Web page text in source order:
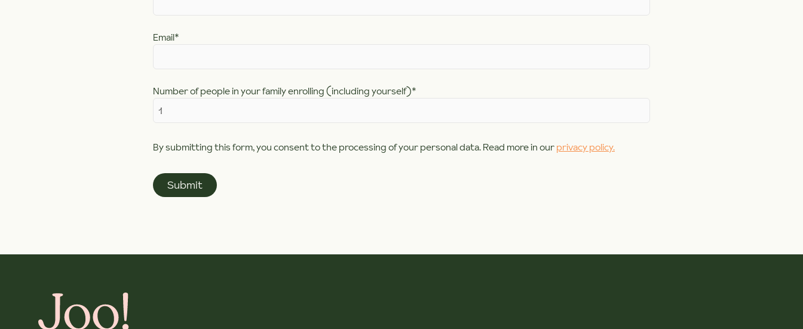
Email*
Number of people in your family enrolling (including yourself)*
By submitting this form, you consent to the processing of your personal data. Read more in ourprivacy policy.